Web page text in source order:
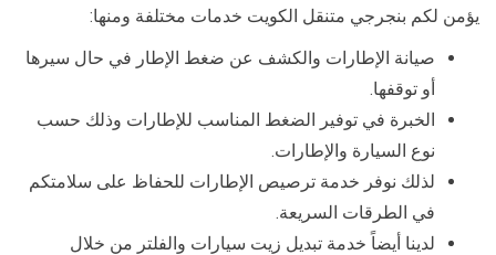
يؤمن لكم بنجرجي متنقل الكويت خدمات مختلفة ومنها:
صيانة الإطارات والكشف عن ضغط الإطار في حال سيرها
أو توقفها.
الخبرة في توفير الضغط المناسب للإطارات وذلك حسب
نوع السيارة والإطارات.
لذلك نوفر خدمة ترصيص الإطارات للحفاظ على سلامتكم
في الطرقات السريعة.
لدينا أيضاً خدمة تبديل زيت سيارات والفلتر من خلال